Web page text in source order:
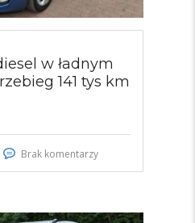
w ładnym
141 tys km
Brak komentarzy